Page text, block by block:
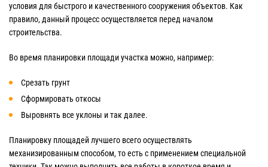
условия для быстрого и качественного сооружения объектов. Как
правило, данный процесс осуществляется перед началом
строительства.
Во время планировки площади участка можно, например:
Срезать грунт
Сформировать откосы
Выровнять все уклоны и так далее.
Планировку площадей лучшего всего осуществлять
механизированным способом, то есть с применением специальной